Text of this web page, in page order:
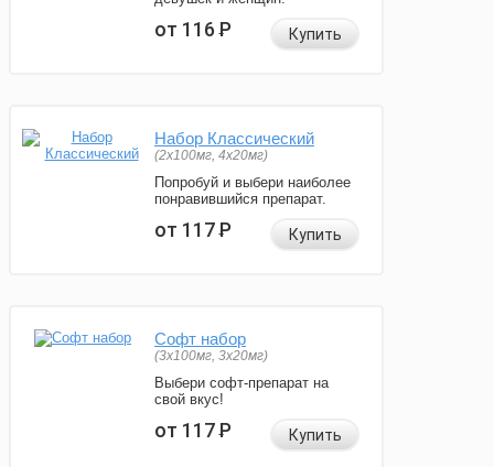
от 116Р Купить
Набор Классический
(2x100мг, 4x20мг)
Попробуй и выбери наиболее
понравившийся препарат.
от 117Р Купить
Софт набор
(3x100мг, 3x20мг)
Выбери софт-препарат на
свой вкус!
от 117Р Купить